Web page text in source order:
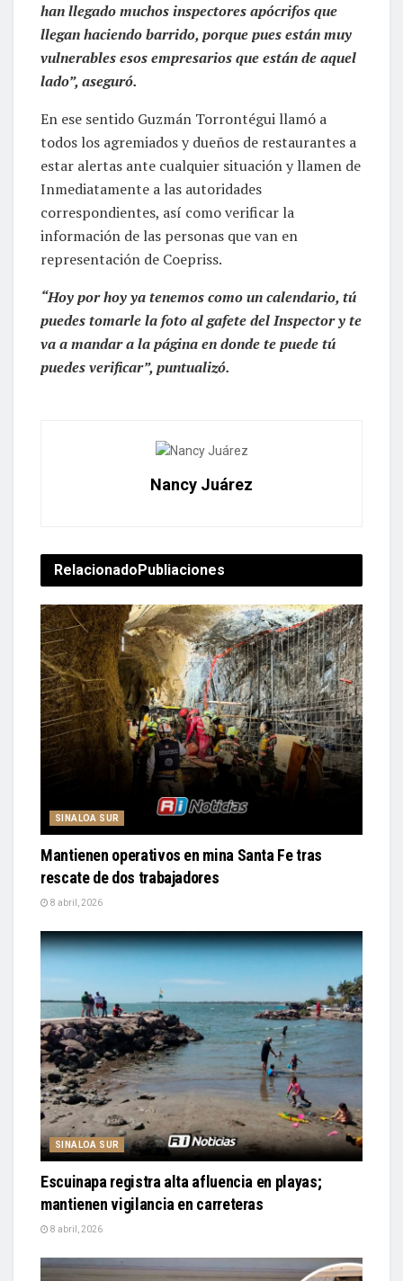
han llegado muchos inspectores apócrifos que
llegan haciendo barrido, porque pues están muy
vulnerables esos empresarios que están de aquel
lado”, aseguró.
En ese sentido Guzmán Torrontégui llamó a
todos los agremiados y dueños de restaurantes a
estar alertas ante cualquier situación y llamen de
Inmediatamente a las autoridades
correspondientes, así como verificar la
información de las personas que van en
representación de Coepriss.
“Hoy por hoy ya tenemos como un calendario, tú
puedes tomarle la foto al gafete del Inspector y te
va a mandar a la página en donde te puede tú
puedes verificar”, puntualizó.
Nancy Juárez
RelacionadoPubliaciones
SINALOA SUR
Mantienen operativos en mina Santa Fe tras
rescate de dos trabajadores
8 abril, 2026
SINALOA SUR
Escuinapa registra alta afluencia en playas;
mantienen vigilancia en carreteras
8 abril, 2026